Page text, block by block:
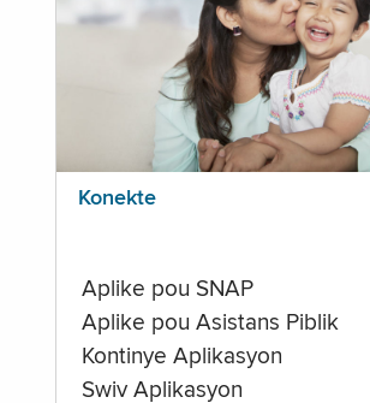
Konekte
Aplike pou SNAP
Aplike pou Asistans Piblik
Kontinye Aplikasyon
Swiv Aplikasyon